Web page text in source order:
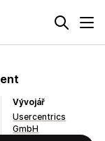
Vývojář
Usercentrics
GmbH